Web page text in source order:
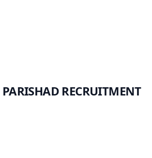
PARISHAD RECRUITMENT